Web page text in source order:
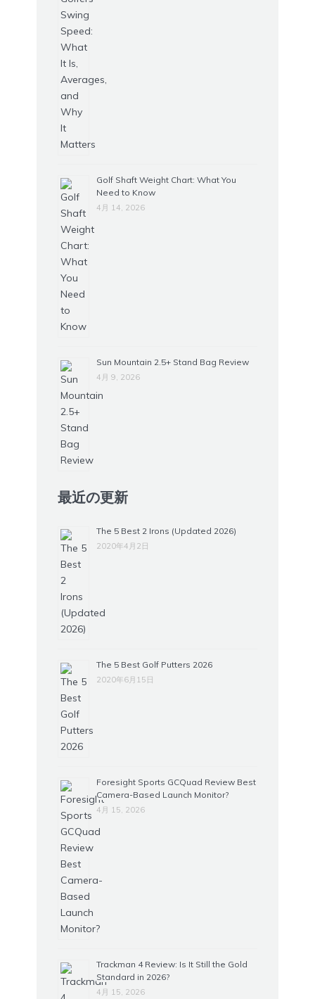
Golf Shaft Weight Chart: What You
Need to Know
4月 14, 2026
Sun Mountain 2.5+ Stand Bag Review
4月 9, 2026
最近の更新
The 5 Best 2 Irons (Updated 2026)
2020年4月2日
The 5 Best Golf Putters 2026
2020年6月15日
Foresight Sports GCQuad Review Best
Camera-Based Launch Monitor?
4月 15, 2026
Trackman 4 Review: Is It Still the Gold
Standard in 2026?
4月 15, 2026